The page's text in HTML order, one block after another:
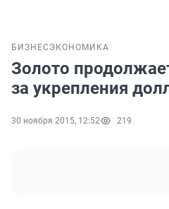
БИЗНЕС ЭКОНОМИКА
Золото
за укрепления
30 ноября 2015, 12:52 219